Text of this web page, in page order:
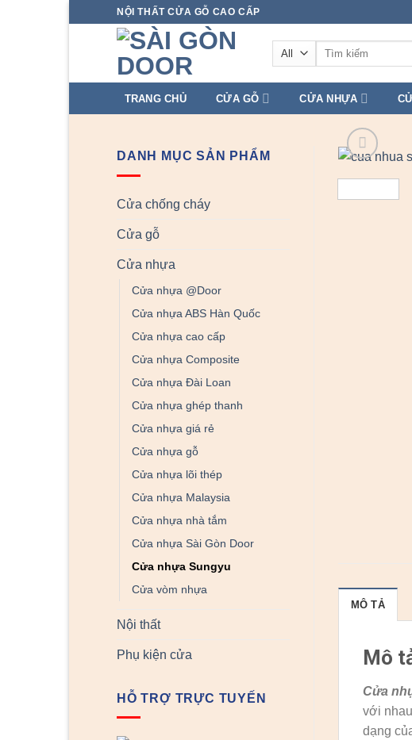
NỘI THẤT CỬA GỖ CAO CẤP
Tìm
TRANG CHỦ CỬA GỖ CỬA NHỰA
DANH MỤC SẢN PHẨM
Cửa chống cháy
Cửa gỗ
Cửa nhựa
Cửa nhựa @Door
Cửa nhựa ABS Hàn Quốc
Cửa nhựa cao cấp
Cửa nhựa Composite
Cửa nhựa Đài Loan
Cửa nhựa ghép thanh
Cửa nhựa giá rẻ
Cửa nhựa gỗ
Cửa nhựa lõi thép
Cửa nhựa Malaysia
Cửa nhựa nhà tắm
Cửa nhựa Sài Gòn Door
Cửa nhựa Sungyu
Cửa vòm nhựa
Nội thất
Phụ kiện cửa
HỖ TRỢ TRỰC TUYẾN
MÔ TẢ
Mô
Cửa
với
dạng